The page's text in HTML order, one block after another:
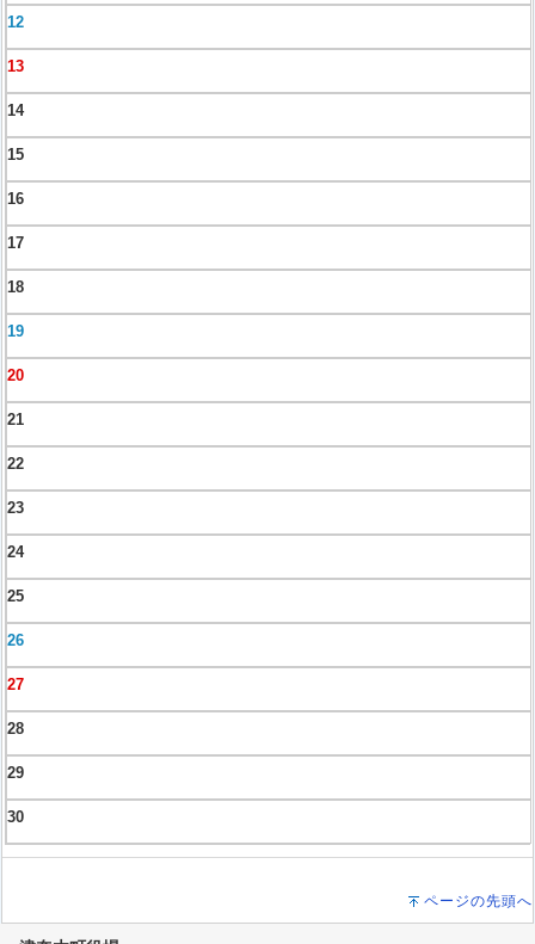
12
13
14
15
16
17
18
19
20
21
22
23
24
25
26
27
28
29
30
ページの先頭へ